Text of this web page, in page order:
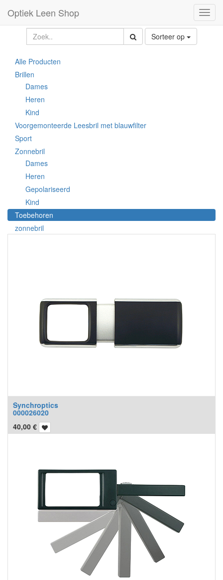
Optiek Leen Shop
Sorteer op
Alle Producten
Brillen
Dames
Heren
Kind
Voorgemonteerde Leesbril met blauwfilter
Sport
Zonnebril
Dames
Heren
Gepolariseerd
Kind
Toebehoren
zonnebril
Synchroptics
000026020
40,00 €